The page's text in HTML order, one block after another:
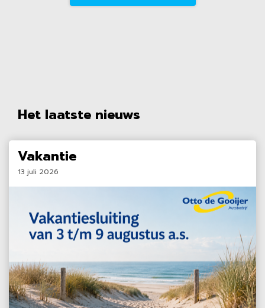
Het laatste nieuws
Vakantie
13 juli 2026